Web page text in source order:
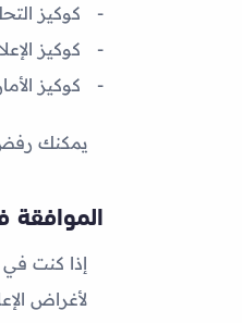
كوكيز
كوكيز
كوكيز
يمكنك
الموافقة